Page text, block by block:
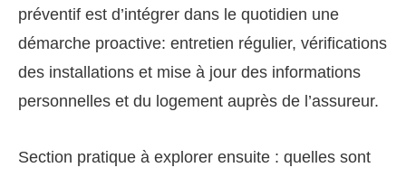
préventif est d’intégrer dans le quotidien une
démarche proactive: entretien régulier, vérifications
des installations et mise à jour des informations
personnelles et du logement auprès de l’assureur.
Section pratique à explorer ensuite : quelles sont